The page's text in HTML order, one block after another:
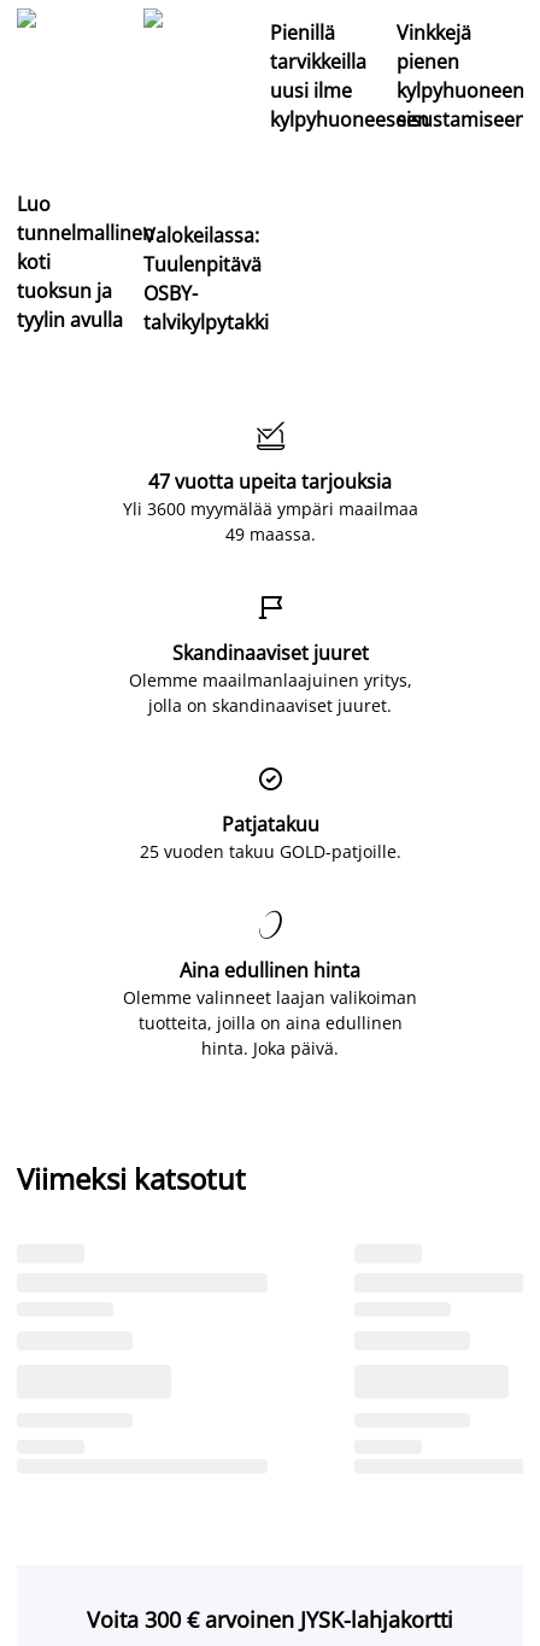
Luo
tunnelmallinen
koti
tuoksun ja
tyylin avulla
Valokeilassa:
Tuulenpitävä
OSBY-
talvikylpytakki
Pienillä
tarvikkeilla
uusi ilme
kylpyhuoneeseen
Vinkkejä
pienen
kylpyhuoneen
sisustamiseen

47 vuotta upeita tarjouksia
Yli 3600 myymälää ympäri maailmaa
49 maassa.

Skandinaaviset juuret
Olemme maailmanlaajuinen yritys,
jolla on skandinaaviset juuret.

Patjatakuu
25 vuoden takuu GOLD-patjoille.

Aina edullinen hinta
Olemme valinneet laajan valikoiman
tuotteita, joilla on aina edullinen
hinta. Joka päivä.
Viimeksi katsotut
Voita 300 € arvoinen JYSK-lahjakortti